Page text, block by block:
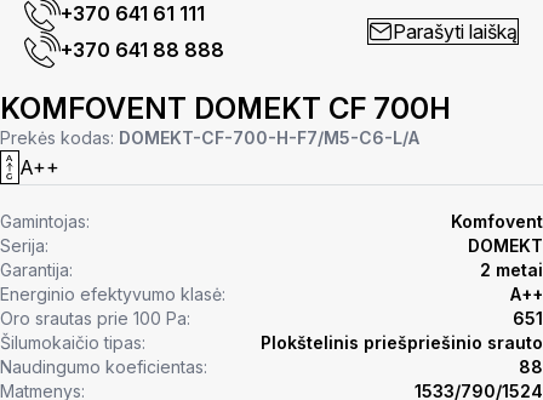
+370 641 61 111
+370 641 88 888
Parašyti laišką
KOMFOVENT DOMEKT CF 700H
Prekės kodas: DOMEKT-CF-700-H-F7/M5-C6-L/A
A++
Gamintojas:
Komfovent
Serija:
DOMEKT
Garantija:
2 metai
Energinio efektyvumo klasė:
A++
Oro srautas prie 100 Pa:
651
Šilumokaičio tipas:
Plokštelinis priešpriešinio srauto
Naudingumo koeficientas:
88
Matmenys:
1533/790/1524